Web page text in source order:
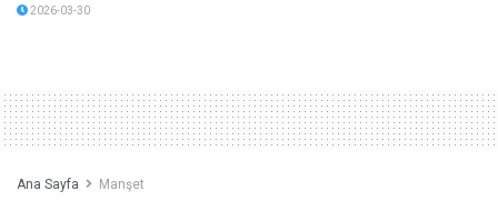
2026-03-30
Ana Sayfa Manşet